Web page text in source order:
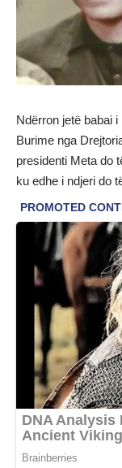
Ndërron jetë babai
Burime nga
presidenti Meta do
ku edhe i ndjeri do